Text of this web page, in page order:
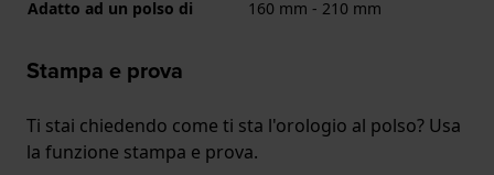
Adatto ad un polso di 160 mm - 210 mm
Stampa e prova
Ti stai chiedendo come ti sta l'orologio al polso? Usa
la funzione stampa e prova.